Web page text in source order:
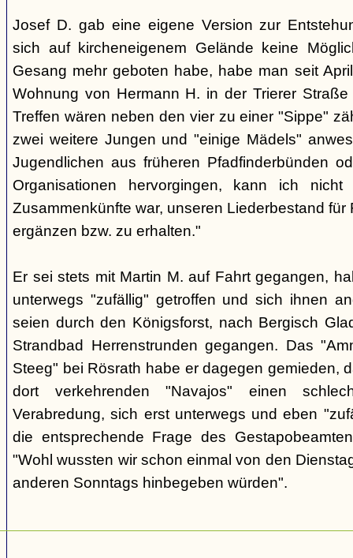
Josef D. gab eine eigene Version zur
sich auf kircheneigenem Gelände keine
Gesang mehr geboten habe, habe man seit
Wohnung von Hermann H. in der Trierer
Treffen wären neben den vier zu einer "Sippe"
zwei weitere Jungen und "einige Mädels"
Jugendlichen aus früheren Pfadfinderbünden
Organisationen hervorgingen, kann ich
Zusammenkünfte war, unseren Liederbestand
ergänzen bzw. zu erhalten."
Er sei stets mit Martin M. auf Fahrt gegangen,
unterwegs "zufällig" getroffen und sich ihnen
seien durch den Königsforst, nach Bergisch
Strandbad Herrenstrunden gegangen. Das
Steeg" bei Rösrath habe er dagegen gemieden,
dort verkehrenden "Navajos" einen
Verabredung, sich erst unterwegs und eben
die entsprechende Frage des
"Wohl wussten wir schon einmal von den
anderen Sonntags hinbegeben würden".